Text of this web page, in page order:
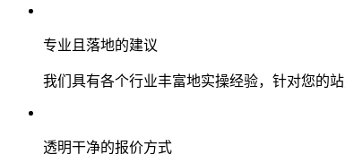
专业且落地的建议
我们具有各个行业丰富地实操经验，针对您的
透明干净的报价方式